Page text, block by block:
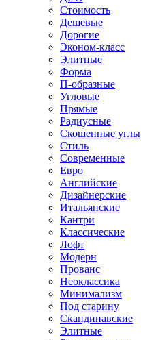
Стоимость
Дешевые
Дорогие
Эконом-класс
Элитные
Форма
П-образные
Угловые
Прямые
Радиусные
Скошенные углы
Стиль
Современные
Евро
Английские
Дизайнерские
Итальянские
Кантри
Классические
Лофт
Модерн
Прованс
Неоклассика
Минимализм
Под старину
Скандинавские
Элитные